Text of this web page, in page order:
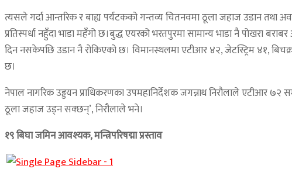
त्यसले गर्दा आन्तरिक र बाह्य पर्यटकको गन्तव्य चितनवमा ठूला जहाज उडान तथा
प्रतिस्पर्धा नहुँदा भाडा महँगो छ।बुद्ध एयरको भरतपुरमा सामान्य भाडा नै
दिन नसकेपछि उडान नै रोकिएको छ। विमानस्थलमा एटीआर ४२, जेटस्ट्रिम ४१,
छ।
नेपाल नागरिक उड्डयन प्राधिकरणका उपमहानिर्देशक जगन्नाथ निरौलाले एटीआर
ठूला जहाज उड्न सक्छन्’, निरौलाले भने।
१९ बिघा जमिन आवश्यक, मन्त्रिपरिषद्मा प्रस्ताव